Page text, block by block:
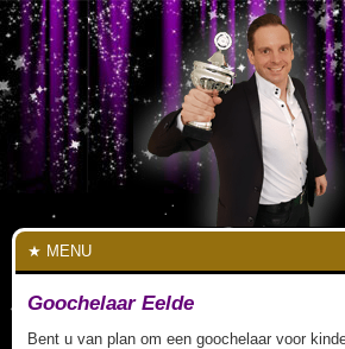
MENU
Goochelaar Eelde
Bent u van plan om een goochelaar voor